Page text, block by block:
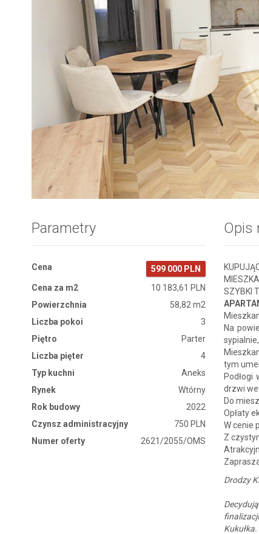
Zdjęcie 1
Parametry
Cena
599 000 PLN
Cena za m2
10 183,61 PLN
Powierzchnia
58,82 m2
Liczba pokoi
3
Piętro
Parter
Liczba pięter
4
Typ kuchni
Aneks
Rynek
Wtórny
Rok budowy
2022
Czynsz administracyjny
750 PLN
Numer oferty
2621/2055/OMS
Opis
SZYBKI
Na
tym
Podłogi
drzwi
Do
Opłaty
W cenie
Z
Drodzy
Kukułka.